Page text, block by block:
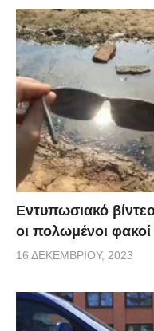
Εντυπωσιακό
οι πολωμένοι
16 ΔΕΚΕΜΒΡΊΟΥ, 2023